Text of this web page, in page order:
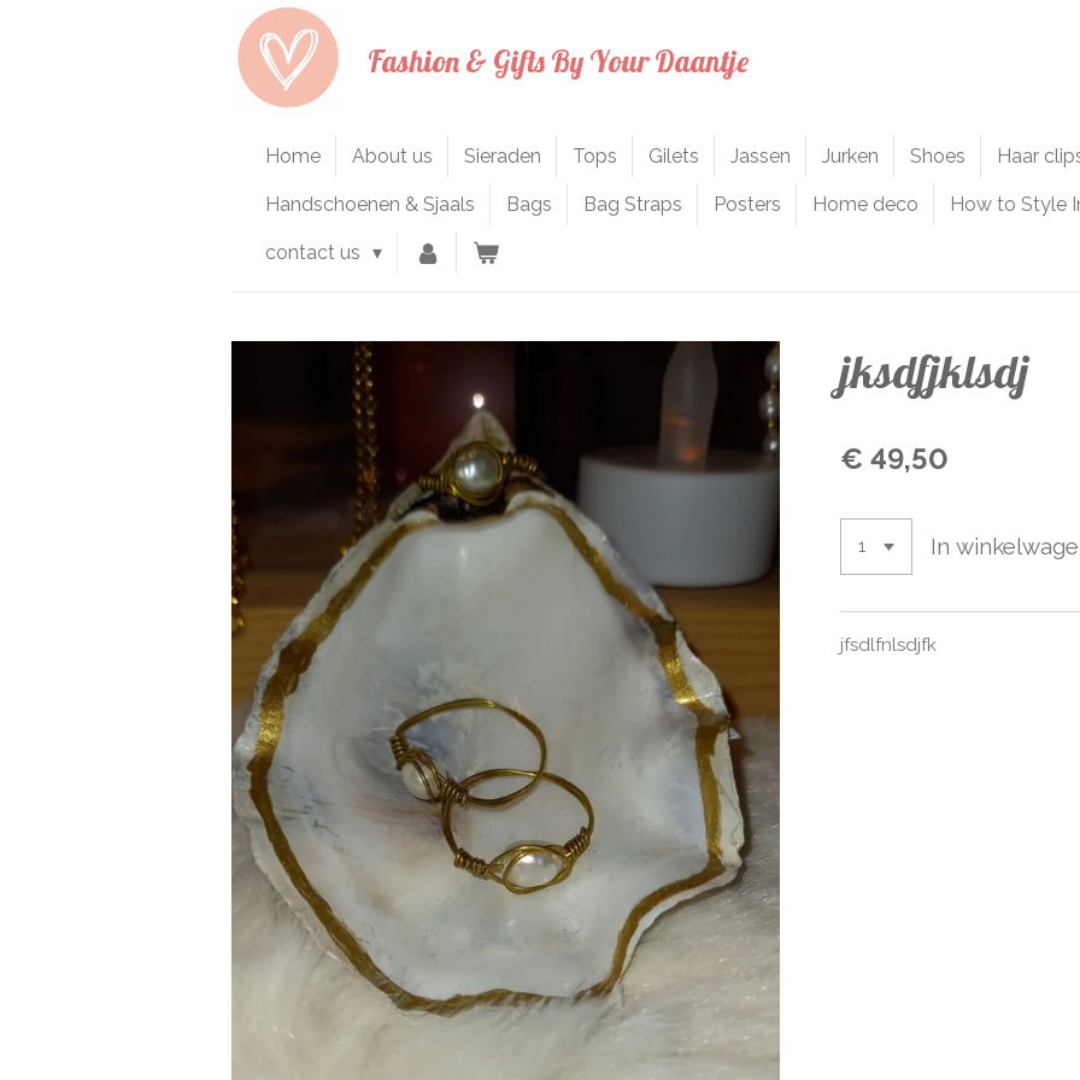
Fashion & Gifts By Your Daantje
Home About us Sieraden Tops Gilets Jassen Jurken Shoes Haar
Handschoenen & Sjaals Bags Bag Straps Posters Home deco How to Style
contact us
jksdfjklsdj
€ 49,50
In
jfsdlfnlsdjfk